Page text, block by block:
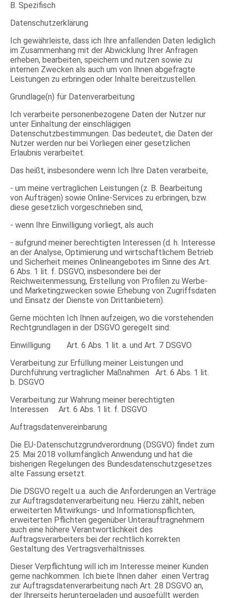
B. Spezifisch
Datenschutzerklärung
Ich gewährleiste, dass ich Ihre anfallenden Daten lediglich
im Zusammenhang mit der Abwicklung Ihrer Anfragen
erheben, bearbeiten, speichern und nutzen sowie zu
internen Zwecken als auch um von Ihnen abgefragte
Leistungen zu erbringen oder Inhalte bereitzustellen.
Grundlage(n) für Datenverarbeitung
Ich verarbeite personenbezogene Daten der Nutzer nur
unter Einhaltung der einschlägigen
Datenschutzbestimmungen. Das bedeutet, die Daten der
Nutzer werden nur bei Vorliegen einer gesetzlichen
Erlaubnis verarbeitet.
Das heißt, insbesondere wenn Ich Ihre Daten verarbeite,
- um meine vertraglichen Leistungen (z. B. Bearbeitung
von Aufträgen) sowie Online-Services zu erbringen, bzw.
diese gesetzlich vorgeschrieben sind,
- wenn Ihre Einwilligung vorliegt, als auch
- aufgrund meiner berechtigten Interessen (d. h. Interesse
an der Analyse, Optimierung und wirtschaftlichem Betrieb
und Sicherheit meines Onlineangebotes im Sinne des Art.
6 Abs. 1 lit. f. DSGVO, insbesondere bei der
Reichweitenmessung, Erstellung von Profilen zu Werbe-
und Marketingzwecken sowie Erhebung von Zugriffsdaten
und Einsatz der Dienste von Drittanbietern).
Gerne möchten Ich Ihnen aufzeigen, wo die vorstehenden
Rechtgrundlagen in der DSGVO geregelt sind:
Einwilligung Art. 6 Abs. 1 lit. a. und Art. 7 DSGVO
Verarbeitung zur Erfüllung meiner Leistungen und
Durchführung vertraglicher Maßnahmen Art. 6 Abs. 1 lit.
b. DSGVO
Verarbeitung zur Wahrung meiner berechtigten
Interessen Art. 6 Abs. 1 lit. f. DSGVO
Auftragsdatenvereinbarung
Die EU-Datenschutzgrundverordnung (DSGVO) findet zum
25. Mai 2018 vollumfänglich Anwendung und hat die
bisherigen Regelungen des Bundesdatenschutzgesetzes
alte Fassung ersetzt.
Die DSGVO regelt u.a. auch die Anforderungen an Verträge
zur Auftragsdatenverarbeitung neu. Hierzu zählt, neben
erweiterten Mitwirkungs- und Informationspflichten,
erweiterten Pflichten gegenüber Unterauftragnehmern
auch eine höhere Verantwortlichkeit des
Auftragsverarbeiters bei der rechtlich korrekten
Gestaltung des Vertragsverhältnisses.
Dieser Verpflichtung will ich im Interesse meiner Kunden
gerne nachkommen. Ich biete Ihnen daher einen Vertrag
zur Auftragsdatenverarbeitung nach Art. 28 DSGVO an,
der Ihrerseits heruntergeladen und ausgefüllt werden